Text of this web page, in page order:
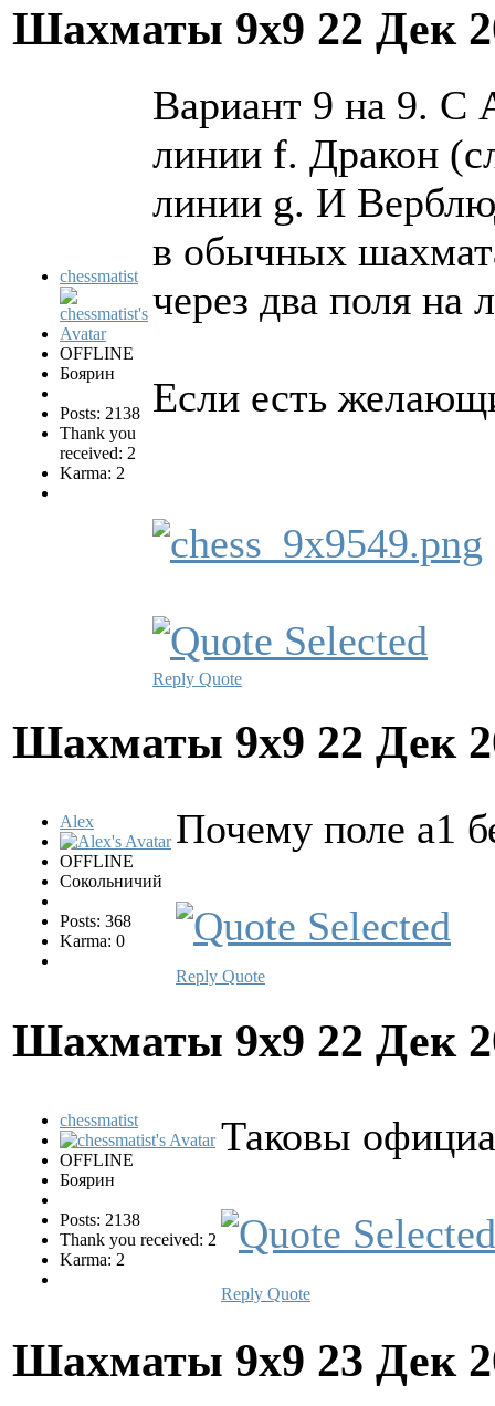
Шахматы 9х9 22 Дек
chessmatist
OFFLINE
Боярин
Posts: 2138
Thank you
received: 2
Karma: 2
Вариант 9 на 9. С
линии f. Дракон
линии g. И
в обычных
через два поля на
Если есть
Reply Quote
Шахматы 9х9 22 Дек
Alex
OFFLINE
Сокольничий
Posts: 368
Karma: 0
Почему поле a1
Reply Quote
Шахматы 9х9 22 Дек
chessmatist
OFFLINE
Боярин
Posts: 2138
Thank you received: 2
Karma: 2
Таковы
Reply Quote
Шахматы 9х9 23 Дек